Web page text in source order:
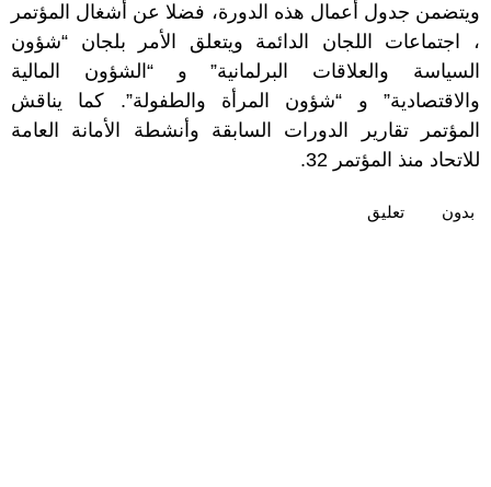
ويتضمن جدول أعمال هذه الدورة، فضلا عن أشغال المؤتمر
، اجتماعات اللجان الدائمة ويتعلق الأمر بلجان “شؤون
السياسة والعلاقات البرلمانية” و “الشؤون المالية
والاقتصادية” و “شؤون المرأة والطفولة”. كما يناقش
المؤتمر تقارير الدورات السابقة وأنشطة الأمانة العامة
للاتحاد منذ المؤتمر 32.
بدون تعليق